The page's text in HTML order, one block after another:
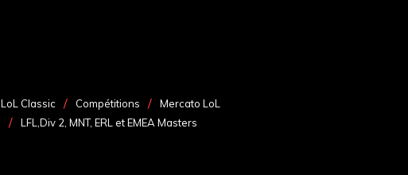
LoL Classic Compétitions
Mercato LoL
LFL,Div 2, MNT, ERL et EMEA Masters